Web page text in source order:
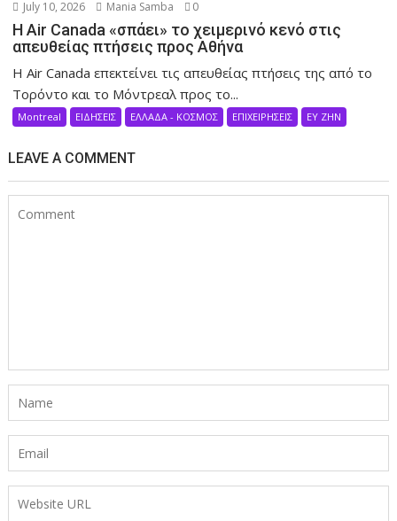
July 10, 2026 Mania Samba 0
Η Air Canada «σπάει» το χειμερινό κενό στις
απευθείας πτήσεις προς Αθήνα
Η Air Canada επεκτείνει τις απευθείας πτήσεις της από το
Τορόντο και το Μόντρεαλ προς το...
Montreal ΕΙΔΗΣΕΙΣ ΕΛΛΑΔΑ - ΚΟΣΜΟΣ ΕΠΙΧΕΙΡΗΣΕΙΣ ΕΥ ΖΗΝ
LEAVE A COMMENT